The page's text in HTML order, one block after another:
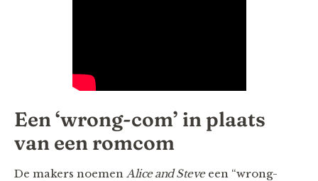
Een ‘wrong-com’ in plaats
van een romcom
De makers noemen Alice and Steveeen “wrong-